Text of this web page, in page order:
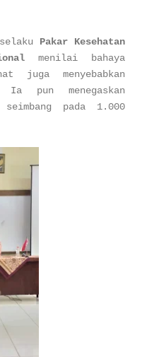
Pakar Kesehatan
menilai bahaya
juga menyebabkan
pun menegaskan
pada 1.000